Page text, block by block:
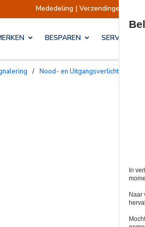
opgeschort
BESPAREN SERVICES &
/ Nood- en Uitgangsverlichting